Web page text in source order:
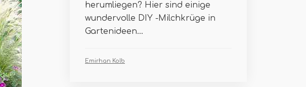
herumliegen? Hier sind einige
wundervolle DIY -Milchkrüge in
Gartenideen...
Emirhan Kolb